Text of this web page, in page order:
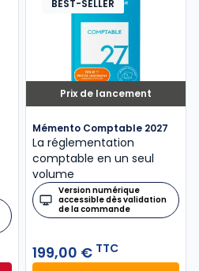
Prix de lancement
BEST-SELLER
Mémento Comptable 2027
La réglementation
comptable en un seul
volume
Version numérique
accessible dès validation
de la commande
199,00 € TTC